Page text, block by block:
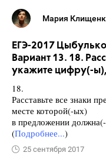
Мария
ЕГЭ-2017
Вариант 13. 18.
укажите цифру(-
18.
Расставьте все знаки
месте которой(-ых)
в предложении
(Подробнее...)
25 сентября 2017